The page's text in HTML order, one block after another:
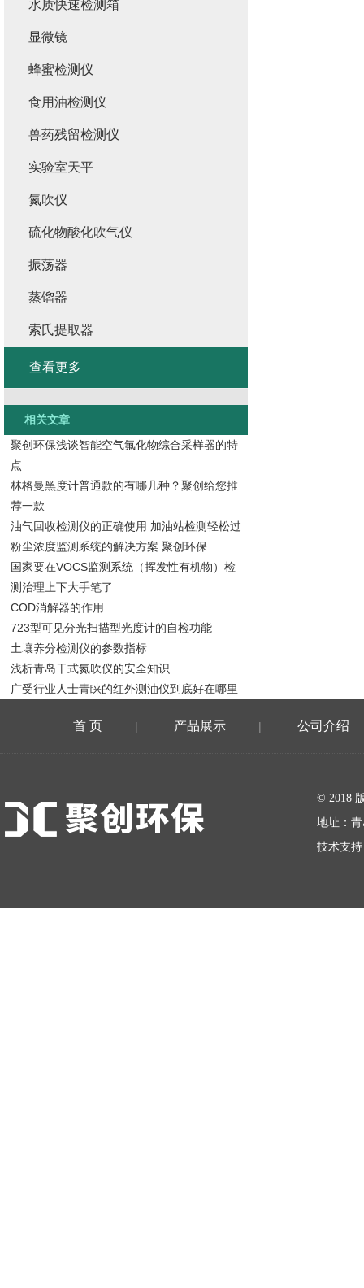
水质快速检测箱
显微镜
蜂蜜检测仪
食用油检测仪
兽药残留检测仪
实验室天平
氮吹仪
硫化物酸化吹气仪
振荡器
蒸馏器
索氏提取器
查看更多
相关文章
聚创环保浅谈智能空气氟化物综合采样器的特
点
林格曼黑度计普通款的有哪几种？聚创给您推
荐一款
油气回收检测仪的正确使用 加油站检测轻松过
粉尘浓度监测系统的解决方案 聚创环保
国家要在VOCS监测系统（挥发性有机物）检
测治理上下大手笔了
COD消解器的作用
723型可见分光扫描型光度计的自检功能
土壤养分检测仪的参数指标
浅析青岛干式氮吹仪的安全知识
广受行业人士青睐的红外测油仪到底好在哪里
首 页 | 产品展示 | 公司介绍
© 2018
地址：
技术支